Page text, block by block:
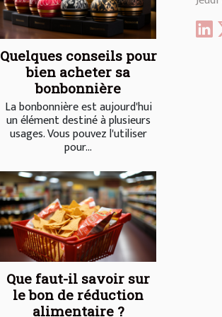
Quelques conseils pour
bien acheter sa
bonbonnière
La bonbonnière est aujourd'hui
un élément destiné à plusieurs
usages. Vous pouvez l'utiliser
pour...
Que faut-il savoir sur
le bon de réduction
alimentaire ?